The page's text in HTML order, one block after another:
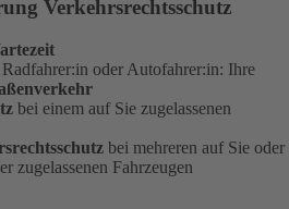
Verkehrsrechtsschutz
oder Autofahrer:in: Ihre
bei einem auf Sie zugelassenen
bei mehreren auf Sie oder
zugelassenen Fahrzeugen